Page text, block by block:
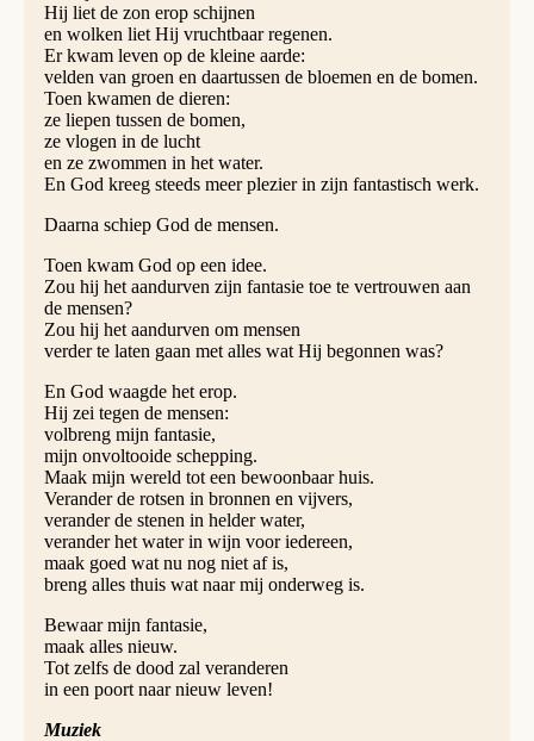
Hij liet de zon erop schijnen
en wolken liet Hij vruchtbaar regenen.
Er kwam leven op de kleine aarde:
velden van groen en daartussen de bloemen en de bomen.
Toen kwamen de dieren:
ze liepen tussen de bomen,
ze vlogen in de lucht
en ze zwommen in het water.
En God kreeg steeds meer plezier in zijn fantastisch werk.
Daarna schiep God de mensen.
Toen kwam God op een idee.
Zou hij het aandurven zijn fantasie toe te vertrouwen aan
de mensen?
Zou hij het aandurven om mensen
verder te laten gaan met alles wat Hij begonnen was?
En God waagde het erop.
Hij zei tegen de mensen:
volbreng mijn fantasie,
mijn onvoltooide schepping.
Maak mijn wereld tot een bewoonbaar huis.
Verander de rotsen in bronnen en vijvers,
verander de stenen in helder water,
verander het water in wijn voor iedereen,
maak goed wat nu nog niet af is,
breng alles thuis wat naar mij onderweg is.
Bewaar mijn fantasie,
maak alles nieuw.
Tot zelfs de dood zal veranderen
in een poort naar nieuw leven!
Muziek